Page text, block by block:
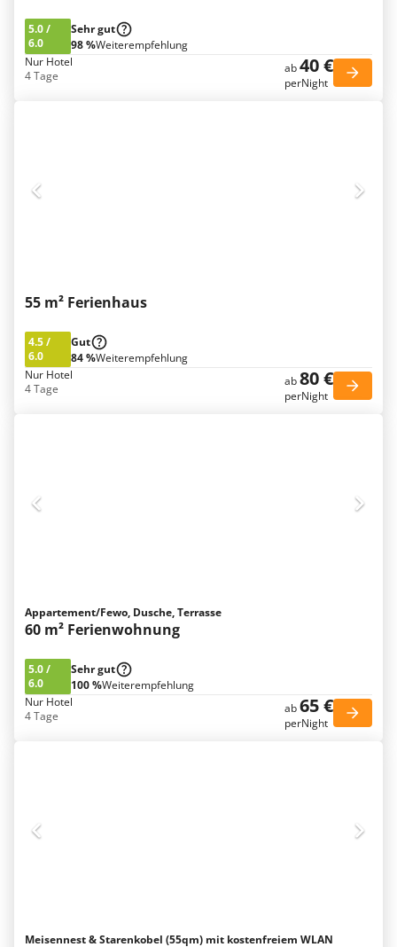
5.0/
6.0
Sehr gut
98 %Weiterempfehlung
Nur Hotel
4 Tage
ab40 €
perNight
55 m² Ferienhaus
4.5/
6.0
Gut
84 %Weiterempfehlung
Nur Hotel
4 Tage
ab80 €
perNight
Appartement/Fewo, Dusche, Terrasse
60 m² Ferienwohnung
5.0/
6.0
Sehr gut
100 %Weiterempfehlung
Nur Hotel
4 Tage
ab65 €
perNight
Meisennest & Starenkobel (55qm) mit kostenfreiem WLAN